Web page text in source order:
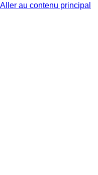
Aller au contenu principal